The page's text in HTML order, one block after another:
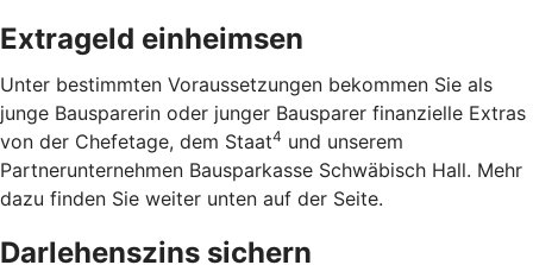
Extrageld einheimsen
Unter bestimmten Voraussetzungen bekommen Sie als
junge Bausparerin oder junger Bausparer finanzielle Extras
von der Chefetage, dem Staat4 und unserem
Partnerunternehmen Bausparkasse Schwäbisch Hall. Mehr
dazu finden Sie weiter unten auf der Seite.
Darlehenszins sichern